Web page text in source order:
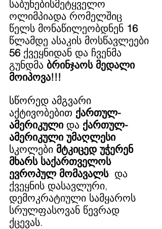
საბუნებისმეტყველო
ოლიმპიადა რომელშიც
წელს მონაწილეობდნენ 16
წლამდე ასაკის მოსწავლეები
56 ქვეყნიდან და ჩვენმა
გუნდმა ბრინჯაოს მედალი
მოიპოვა!!!
სწორედ ამგვარი
აქტივობებით ქართულ-
ამერიკული და ქართულ-
ამერიკული უმაღლესი
სკოლები მტკიცედ უჭერენ
მხარს საქართველოს
ევროპულ მომავალს და
ქვეყნის დასავლური,
დემოკრატიული სამყაროს
სრულფასოვან წევრად
ქცევას.